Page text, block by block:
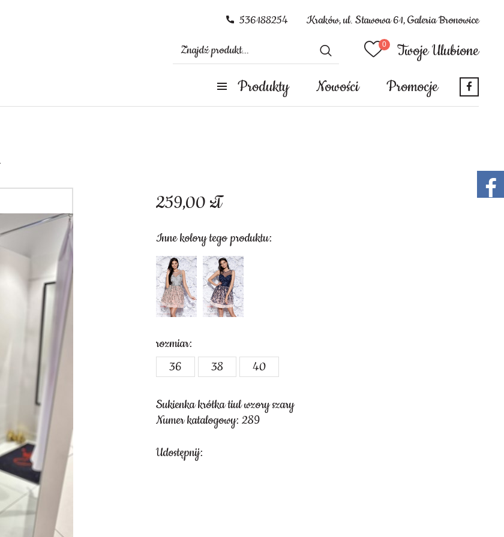
Kraków, ul. Stawowa 61, Galeria Bronowice
536188254
Twoje Ulubione
Produkty
Nowości Promocje
259,00 zł
Inne kolory tego produktu:
rozmiar:
36
38 40
Sukienka krótka tiul wzory szary
Numer katalogowy: 289
Udostępnij: